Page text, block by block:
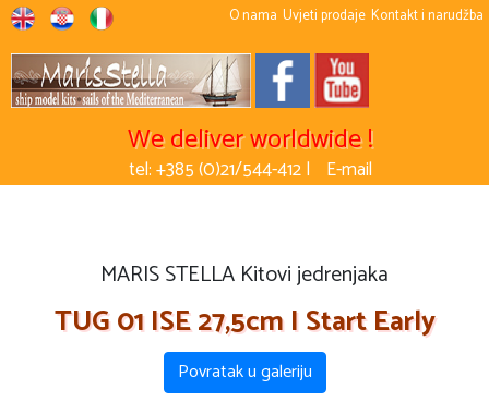
O nama Uvjeti prodaje Kontakt i narudžba
We deliver worldwide !
tel: +385 (0)21/544-412 | E-mail
MARIS STELLA Kitovi jedrenjaka
TUG 01 ISE 27,5cm I Start Early
Povratak u galeriju